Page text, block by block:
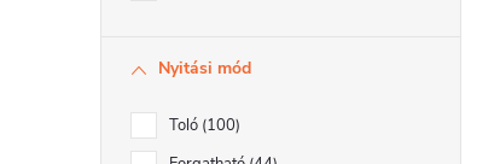
Nyitási mód
Toló 100